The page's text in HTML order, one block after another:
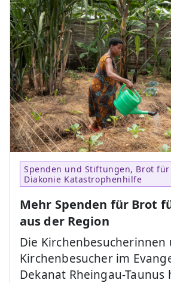
Spenden und Stiftungen, Brot
Diakonie Katastrophenhilfe
Mehr Spenden für Brot
aus der Region
Die Kirchenbesucherinnen
Kirchenbesucher im
Dekanat Rheingau-Taunus